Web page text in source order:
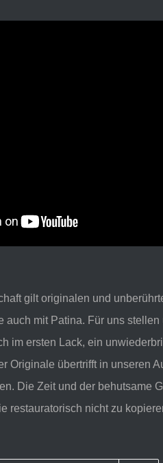
gilt originalen und
auch mit Patina. Für uns stellen
im ersten Lack, ein
Originale übertrifft in unseren
Die Zeit und der behutsame
restauratorisch nicht zu